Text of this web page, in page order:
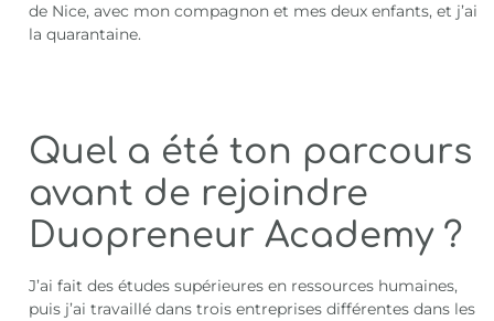
de Nice, avec mon compagnon et mes deux enfants, et j’ai
la quarantaine.
Quel a été ton parcours
avant de rejoindre
Duopreneur Academy ?
J’ai fait des études supérieures en ressources humaines,
puis j’ai travaillé dans trois entreprises différentes dans les